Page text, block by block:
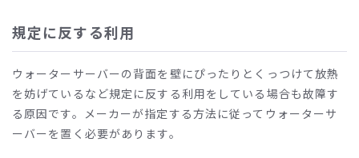
規定に反する利用
ウォーターサーバーの背面を壁にぴったりとくっつけて放熱
を妨げているなど規定に反する利用をしている場合も故障す
る原因です。メーカーが指定する方法に従ってウォーターサ
ーバーを置く必要があります。